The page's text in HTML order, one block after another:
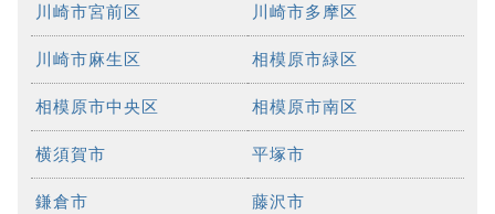
川崎市宮前区 川崎市多摩区
川崎市麻生区 相模原市緑区
相模原市中央区 相模原市南区
横須賀市 平塚市
鎌倉市 藤沢市